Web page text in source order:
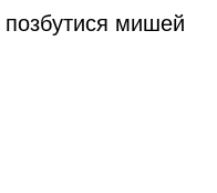
позбутися мишей